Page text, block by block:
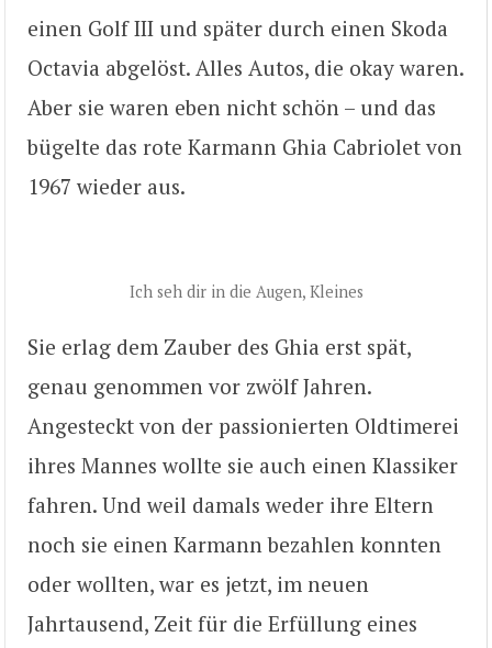
einen Golf III und später durch einen Skoda
Octavia abgelöst. Alles Autos, die okay waren.
Aber sie waren eben nicht schön – und das
bügelte das rote Karmann Ghia Cabriolet von
1967 wieder aus.
Ich seh dir in die Augen, Kleines
Sie erlag dem Zauber des Ghia erst spät,
genau genommen vor zwölf Jahren.
Angesteckt von der passionierten Oldtimerei
ihres Mannes wollte sie auch einen Klassiker
fahren. Und weil damals weder ihre Eltern
noch sie einen Karmann bezahlen konnten
oder wollten, war es jetzt, im neuen
Jahrtausend, Zeit für die Erfüllung eines